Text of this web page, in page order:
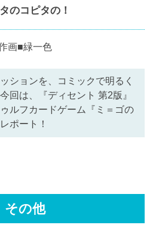
のコピタの！
画■緑一色
ションを、コミックで明るく
は、『ディセント 第2版』
ルフカードゲーム『ミ＝ゴの
ポート！
その他